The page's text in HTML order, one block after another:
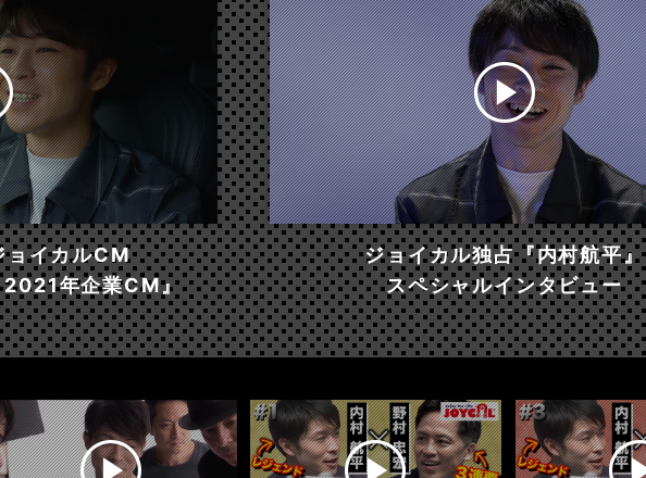
ョイカルCM
2021年企業CM』
ジョイカル独占『内村航平』
スペシャルインタビュー